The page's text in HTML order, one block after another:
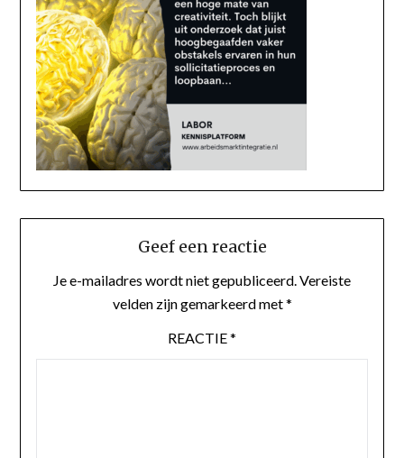
Geef een reactie
Je e-mailadres wordt niet gepubliceerd. Vereiste
velden zijn gemarkeerd met*
REACTIE*